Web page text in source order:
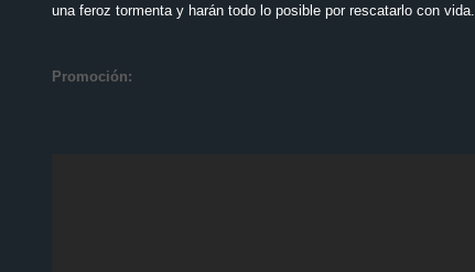
una feroz tormenta y harán todo lo posible por rescatarlo con vida.
Promoción: